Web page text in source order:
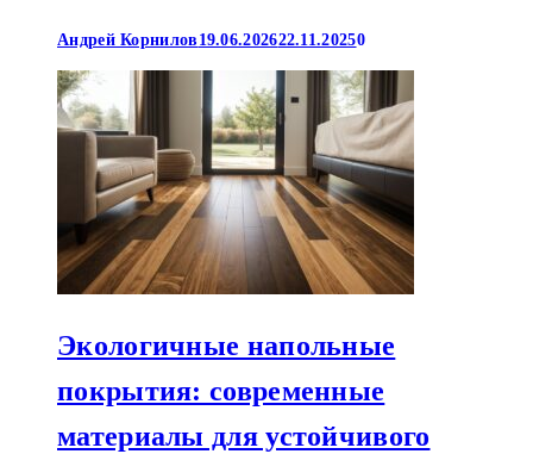
Андрей Корнилов 19.06.202622.11.20250
Экологичные напольные
покрытия: современные
материалы для устойчивого